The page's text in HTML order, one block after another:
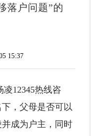
落户问题”的
15:37
12345热线咨
，父母是否可以
成为户主，同时